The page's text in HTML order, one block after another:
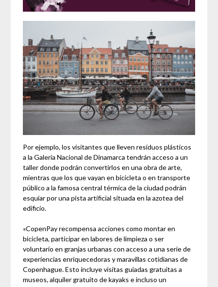
Por ejemplo, los visitantes que lleven residuos plásticos
a la Galería Nacional de Dinamarca tendrán acceso a un
taller donde podrán convertirlos en una obra de arte,
mientras que los que vayan en bicicleta o en transporte
público a la famosa central térmica de la ciudad podrán
esquiar por una pista artificial situada en la azotea del
edificio.
«CopenPay recompensa acciones como montar en
bicicleta, participar en labores de limpieza o ser
voluntario en granjas urbanas con acceso a una serie de
experiencias enriquecedoras y maravillas cotidianas de
Copenhague. Esto incluye visitas guiadas gratuitas a
museos, alquiler gratuito de kayaks e incluso un